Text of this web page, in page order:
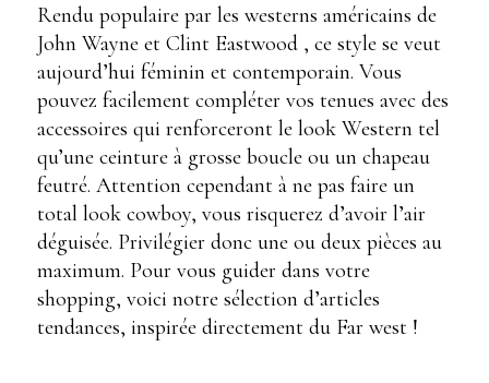
Rendu populaire par les westerns américains de
John Wayne et Clint Eastwood , ce style se veut
aujourd’hui féminin et contemporain. Vous
pouvez facilement compléter vos tenues avec des
accessoires qui renforceront le look Western tel
qu’une ceinture à grosse boucle ou un chapeau
feutré. Attention cependant à ne pas faire un
total look cowboy, vous risquerez d’avoir l’air
déguisée. Privilégier donc une ou deux pièces au
maximum. Pour vous guider dans votre
shopping, voici notre sélection d’articles
tendances, inspirée directement du Far west !